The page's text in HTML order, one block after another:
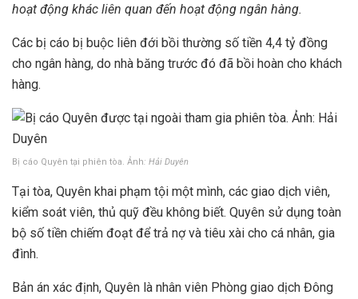
hoạt động khác liên quan đến hoạt động ngân hàng.
Các bị cáo bị buộc liên đới bồi thường số tiền 4,4 tỷ đồng
cho ngân hàng, do nhà băng trước đó đã bồi hoàn cho khách
hàng.
Bị cáo Quyên tại phiên tòa. Ảnh: Hải Duyên
Tại tòa, Quyên khai phạm tội một mình, các giao dịch viên,
kiểm soát viên, thủ quỹ đều không biết. Quyên sử dụng toàn
bộ số tiền chiếm đoạt để trả nợ và tiêu xài cho cá nhân, gia
đình.
Bản án xác định, Quyên là nhân viên Phòng giao dịch Đông